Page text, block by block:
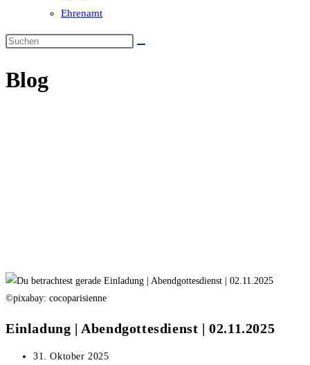
Ehrenamt
Blog
©pixabay: cocoparisienne
Einladung | Abendgottesdienst | 02.11.2025
Beitrag
31. Oktober 2025